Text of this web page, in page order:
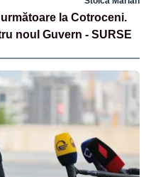
la Cotroceni.
noul Guvern - SURSE